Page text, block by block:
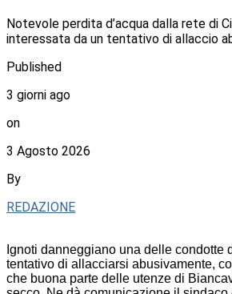
Notevole perdita d’acqua dalla rete di
interessata da un tentativo di allaccio
Published
3 giorni ago
on
3 Agosto 2026
By
REDAZIONE
Ignoti danneggiano una delle condotte
tentativo di allacciarsi abusivamente,
che buona parte delle utenze di